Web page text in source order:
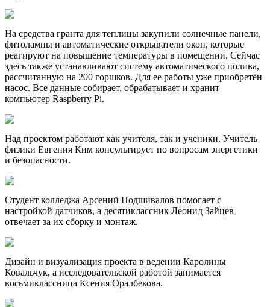
На средства гранта для теплицы закупили солнечные панели,
фитолампы и автоматические открыватели окон, которые
реагируют на повышение температуры в помещении. Сейчас
здесь также устанавливают систему автоматического полива,
рассчитанную на 200 горшков. Для ее работы уже приобретён
насос. Все данные собирает, обрабатывает и хранит
компьютер Raspberry Pi.
Над проектом работают как учителя, так и ученики. Учитель
физики Евгения Ким консультирует по вопросам энергетики
и безопасности.
Студент колледжа Арсений Подшивалов помогает с
настройкой датчиков, а десятиклассник Леонид Зайцев
отвечает за их сборку и монтаж.
Дизайн и визуализация проекта в ведении Каролины
Ковальчук, а исследовательской работой занимается
восьмиклассница Ксения Оралбекова.